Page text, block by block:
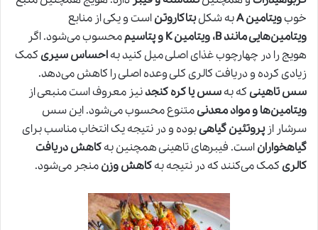
خوبویتامین A به شکلبتاکاروتناست و یکی از منابع
ویتامین‌هایی مانند B، ویتامین K و پتاسیم
محسوب می‌شود. اگر
هویج را در چهارچوب غذای اصلی میل کنید بهاحساس سیری کمک
زیادی کرده و دریافت کالری کلی وعده اصلی را کاهش می‌دهد.
سس تاهینیکه بهسس یا کره کنجدنیز معروف است منبعی از
ویتامین‌ها و مواد معدنیمتنوع محسوب می‌شود. این سس
سرشار ازپروتئین گیاهیبوده و در نتیجه یک انتخاب مناسب برای
گیاهخواراناست. فیبرهای تاهینی همچنین بهکاهش دریافت
کالری کمک می‌کنند که در نتیجه بهکاهش وزنمنجر می‌شود.